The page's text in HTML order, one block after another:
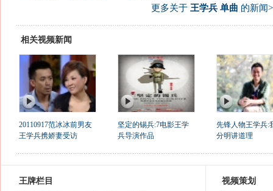
更多关于 王学兵 单曲 的新闻
相关视频新闻
20110917范冰冰前男友
王学兵携娇妻受访
坚定的锡兵:7电影王学
兵导演作品
先锋人物王学兵:
分明讲道理
王牌栏目 视频策划